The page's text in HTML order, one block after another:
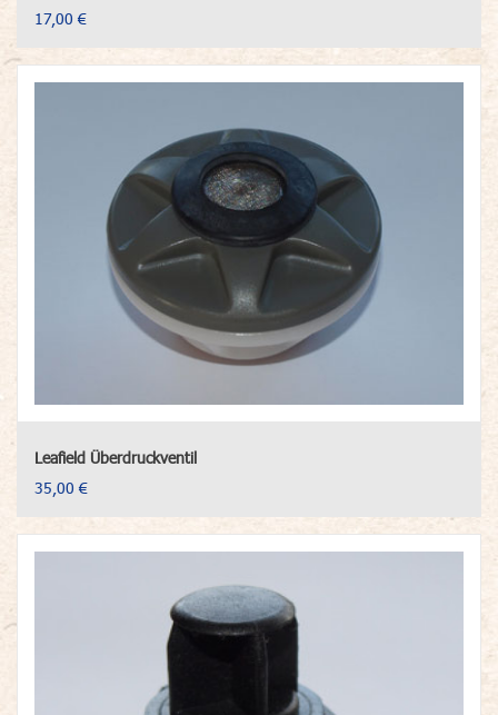
17,00 €
Leafield Überdruckventil
35,00 €